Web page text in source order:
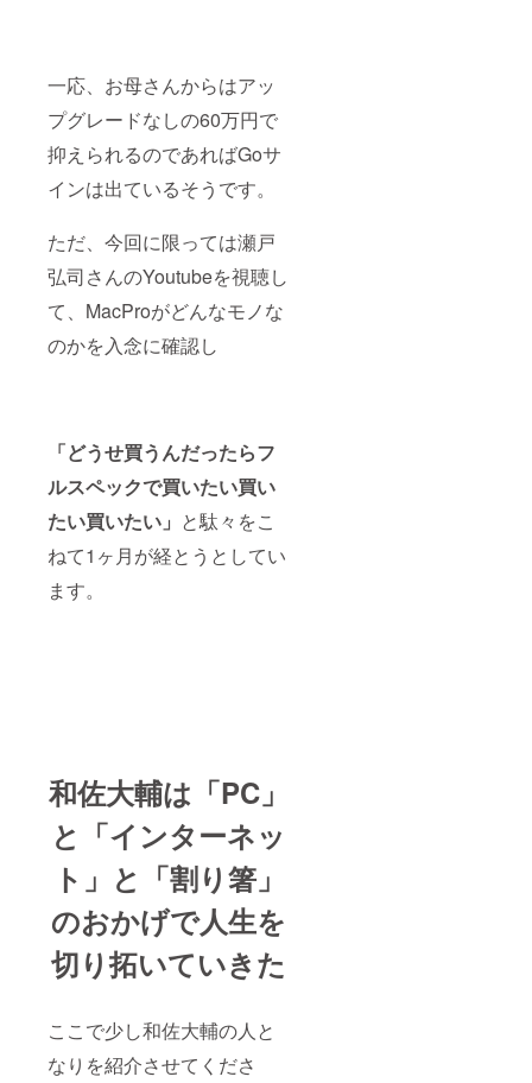
一応、お母さんからはアッ
プグレードなしの60万円で
抑えられるのであればGoサ
インは出ているそうです。
ただ、今回に限っては瀬戸
弘司さんのYoutubeを視聴し
て、MacProがどんなモノな
のかを入念に確認し
「どうせ買うんだったらフ
ルスペックで買いたい買い
たい買いたい」 と駄々をこ
ねて1ヶ月が経とうとしてい
ます。
和佐大輔は「PC」
と「インターネッ
ト」と「割り箸」
のおかげで人生を
切り拓いていきた
ここで少し和佐大輔の人と
なりを紹介させてくださ